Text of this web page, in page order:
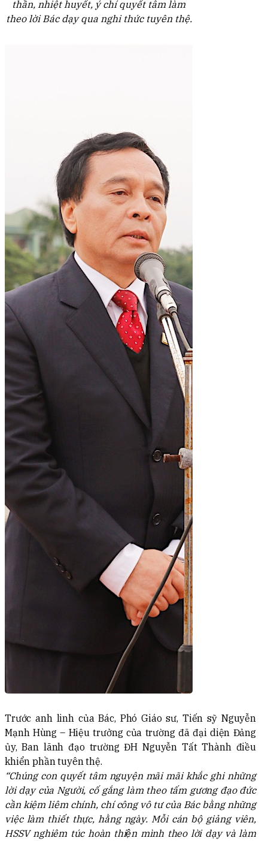
thần, nhiệt huyết, ý chí quyết tâm làm
theo lời Bác dạy qua nghi thức tuyên thệ.
Trước anh linh của Bác, Phó Giáo sư, Tiến sỹ Nguyễn
Mạnh Hùng – Hiệu trưởng của trường đã đại diện Đảng
ủy, Ban lãnh đạo trường ĐH Nguyễn Tất Thành điều
khiển phần tuyên thệ.
“Chúng con quyết tâm nguyện mãi mãi khắc ghi những
lời dạy của Người, cố gắng làm theo tấm gương đạo đức
cần kiệm liêm chính, chí công vô tư của Bác bằng những
việc làm thiết thực, hằng ngày. Mỗi cán bộ giảng viên,
HSSV nghiêm túc hoàn thiện mình theo lời dạy và làm